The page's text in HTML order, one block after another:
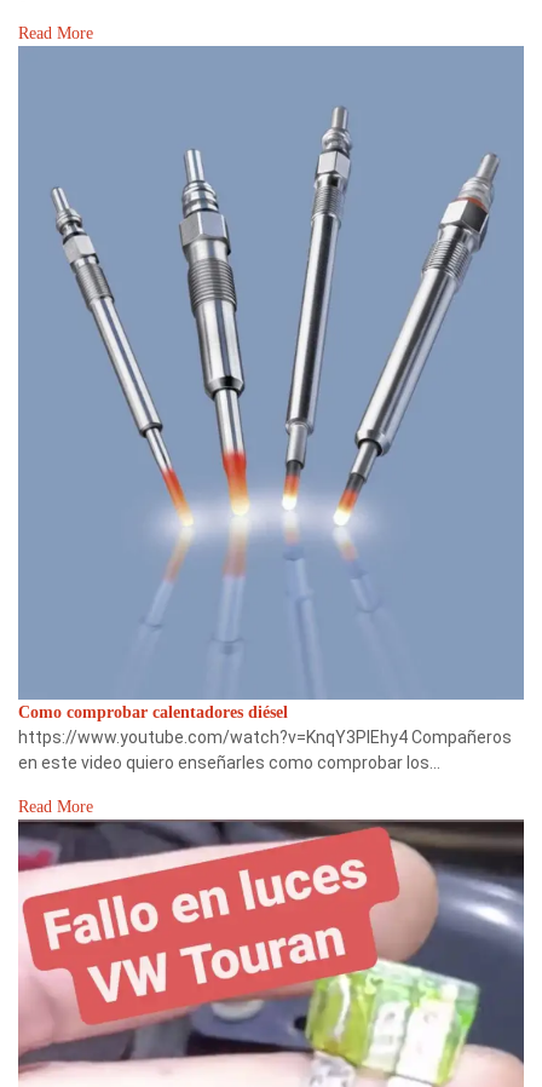
Read More
Como comprobar calentadores diésel
https://www.youtube.com/watch?v=KnqY3PIEhy4 Compañeros
en este video quiero enseñarles como comprobar los…
Read More